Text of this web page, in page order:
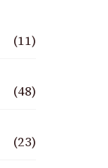
(11)
(48)
(23)